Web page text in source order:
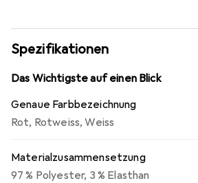
Dämpfung und zum Schutz während
Hergestellt aus einem atmungsaktiven
Funktionspolyester gewährleisten
eine optimale Luftzirkulation und
Wade sorgen für eine verbesserte
zur Gesamtfunktionalität des
Elasthan sind diese Stutzen nicht nur
sondern auch elastisch und angenehm
Spezifikationen
Das Wichtigste auf einen Blick
Genaue Farbbezeichnung
Rot, Rotweiss,Weiss
Materialzusammensetzung
97 % Polyester, 3 % Elasthan